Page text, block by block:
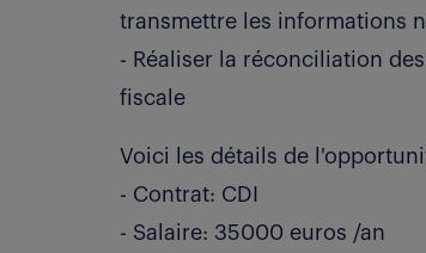
transmettre les informations
- Réaliser la réconciliation
fiscale
Voici les détails de
- Contrat: CDI
- Salaire: 35000 euros /an